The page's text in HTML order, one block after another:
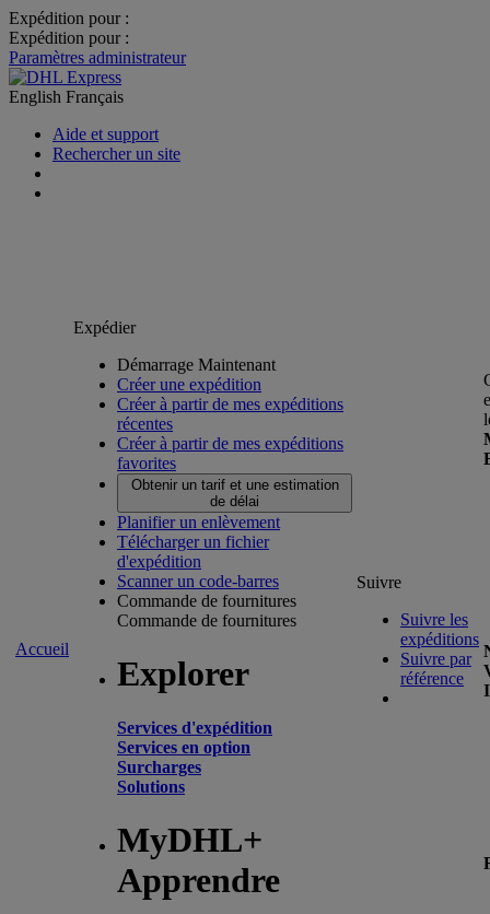
Expédition pour :
Expédition pour :
Paramètres administrateur
English Français
Aide et support
Rechercher un site
Accueil
Expédier
Démarrage Maintenant
Créer une expédition
Créer à partir de mes expéditions
récentes
Créer à partir de mes expéditions
favorites
Obtenir un tarif et une estimation
de délai
Planifier un enlèvement
Télécharger un fichier
d'expédition
Scanner un code-barres
Commande de fournitures
Commande de fournitures
Explorer
Services d'expédition
Services en option
Surcharges
Solutions
MyDHL+
Apprendre
Suivre
Suivre les
expéditions
Suivre par
référence